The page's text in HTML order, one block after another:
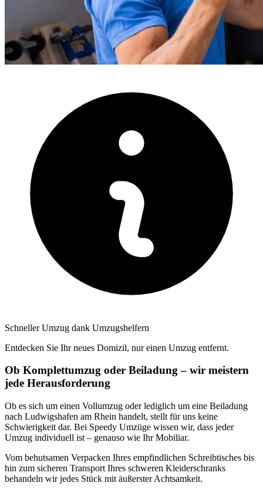
Schneller Umzug dank Umzugshelfern
Entdecken Sie Ihr neues Domizil, nur einen Umzug entfernt.
Ob Komplettumzug oder Beiladung – wir meistern
jede Herausforderung
Ob es sich um einen Vollumzug oder lediglich um eine Beiladung
nach Ludwigshafen am Rhein handelt, stellt für uns keine
Schwierigkeit dar. Bei Speedy Umzüge wissen wir, dass jeder
Umzug individuell ist – genauso wie Ihr Mobiliar.
Vom behutsamen Verpacken Ihres empfindlichen Schreibtisches bis
hin zum sicheren Transport Ihres schweren Kleiderschranks
behandeln wir jedes Stück mit äußerster Achtsamkeit.